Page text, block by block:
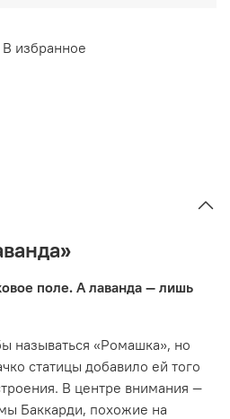
В избранное
поле. А лаванда — лишь
называться «Ромашка», но
статицы добавило ей того
В центре внимания —
Баккарди, похожие на